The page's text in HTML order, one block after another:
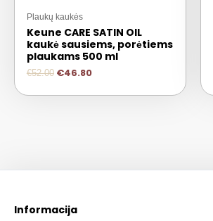
Plaukų kaukės
Keune CARE SATIN OIL
kaukė sausiems, porėtiems
plaukams 500 ml
€52.00 €46.80
Informacija